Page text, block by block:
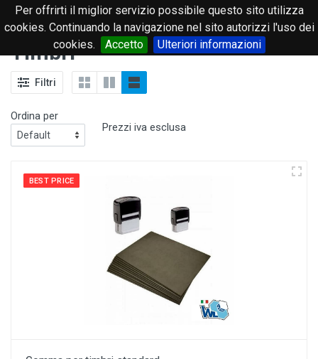
Per offrirti il miglior servizio possibile questo sito utilizza
cookies. Continuando la navigazione nel sito autorizzi l'uso dei
cookies.
Accetto Ulteriori informazioni
0
Timbri
Filtri
Ordina per
Prezzi iva esclusa
BEST PRICE